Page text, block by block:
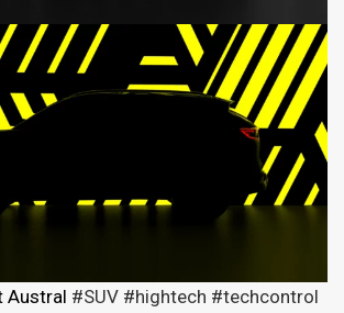
Austral #SUV #hightech #techcontrol